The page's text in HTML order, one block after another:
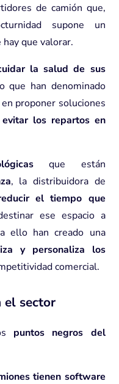
de camión que,
supone un
que valorar.
la salud de sus
que han denominado
proponer soluciones
evitar los repartos en
que están
, la distribuidora de
el tiempo que
ese espacio a
ello han creado una
y personaliza los
comercial.
el sector
puntos negros del
tienen software